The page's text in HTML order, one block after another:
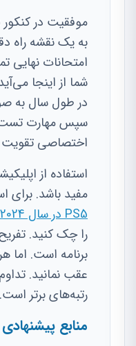
به یک نقشه راه
شما از اینجا
در طول سال به
سپس مهارت
اختصاصی تقویت
استفاده از
مفید باشد. برای
PS5 در سال 2024؛ لیست جامع و رتبه‌بندی
را چک کنید.
برنامه است. اما
عقب نمانید.
رتبه‌های برتر است.
منابع